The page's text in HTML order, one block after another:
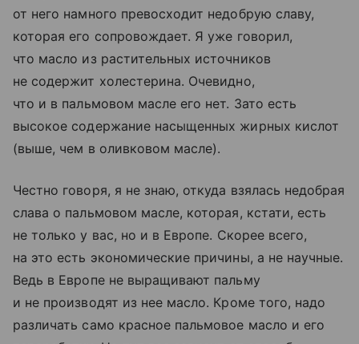
от него намного превосходит недобрую славу,
которая его сопровождает. Я уже говорил,
что масло из растительных источников
не содержит холестерина. Очевидно,
что и в пальмовом масле его нет. Зато есть
высокое содержание насыщенных жирных кислот
(выше, чем в оливковом масле).
Честно говоря, я не знаю, откуда взялась недобрая
слава о пальмовом масле, которая, кстати, есть
не только у вас, но и в Европе. Скорее всего,
на это есть экономические причины, а не научные.
Ведь в Европе не выращивают пальму
и не производят из нее масло. Кроме того, надо
различать само красное пальмовое масло и его